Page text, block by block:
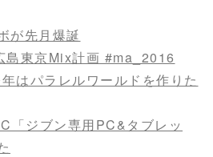
が先月爆誕
島東京Mix計画 #ma_2016
はパラレルワールドを作りた
「ジブン専用PC&タブレッ